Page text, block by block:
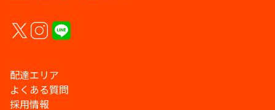
配達エリア
よくある質問
採用情報